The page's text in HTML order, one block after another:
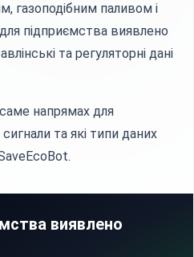
газоподібним паливом і
підприємства виявлено
та регуляторні дані
напрямах для
та які типи даних
виявлено